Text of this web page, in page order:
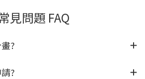
見問題 FAQ
?
?